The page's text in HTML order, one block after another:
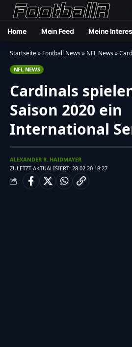
Home Mein Feed Meine
Startseite» Football News» NFL News»
NFL NEWS
Cardinals
Saison 2020 ein
International
ZULETZT AKTUALISIERT: 28.02.20 18:27
ALEXANDER R. HAIDMAYER